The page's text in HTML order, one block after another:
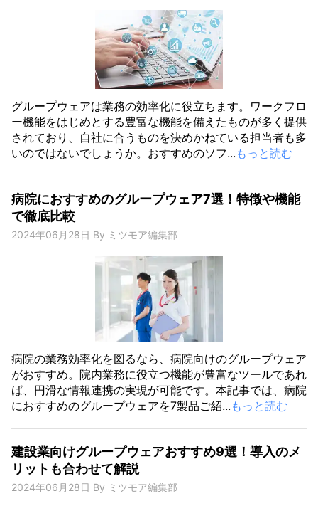
グループウェアは業務の効率化に役立ちます。ワークフロ
ー機能をはじめとする豊富な機能を備えたものが多く提供
されており、自社に合うものを決めかねている担当者も多
いのではないでしょうか。おすすめのソフ... もっと読む
病院におすすめのグループウェア7選！特徴や機能
で徹底比較
2024年06月28日 By ミツモア編集部
病院の業務効率化を図るなら、病院向けのグループウェア
がおすすめ。院内業務に役立つ機能が豊富なツールであれ
ば、円滑な情報連携の実現が可能です。本記事では、病院
におすすめのグループウェアを7製品ご紹... もっと読む
建設業向けグループウェアおすすめ9選！導入のメ
リットも合わせて解説
2024年06月28日 By ミツモア編集部